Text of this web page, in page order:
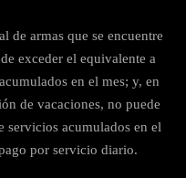
de armas que se encuentre
exceder el equivalente a
en el mes; y, en
de vacaciones, no puede
servicios acumulados en el
por servicio diario.